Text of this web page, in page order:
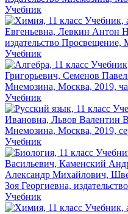
Учебник
Учебник
Учебник
Учебник
Учебник